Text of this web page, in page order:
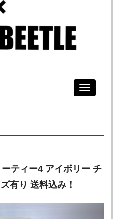
Toggle
ティー4 アイボリー チ
有り 送料込み！